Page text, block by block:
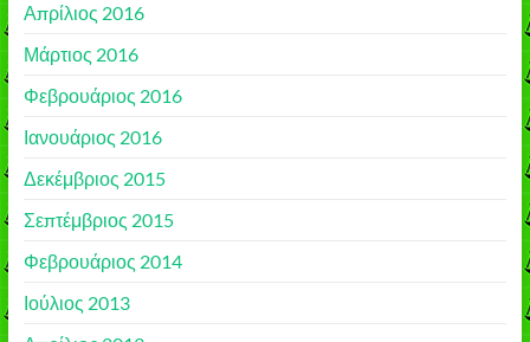
Απρίλιος 2016
Μάρτιος 2016
Φεβρουάριος 2016
Ιανουάριος 2016
Δεκέμβριος 2015
Σεπτέμβριος 2015
Φεβρουάριος 2014
Ιούλιος 2013